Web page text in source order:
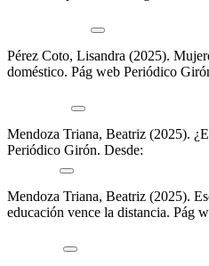
Pérez Coto, Lisandra (2025).
doméstico. Pág web Periódico
Mendoza Triana, Beatriz (2025).
Periódico Girón. Desde:
Mendoza Triana, Beatriz (2025).
educación vence la distancia. Pág